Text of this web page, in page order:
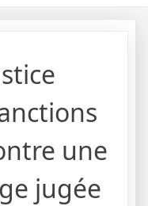
une
jugée